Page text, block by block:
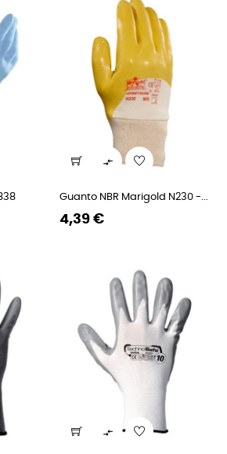

Guanto NBR Marigold N230 -...
Prezzo
Prezzo
4,39 €
